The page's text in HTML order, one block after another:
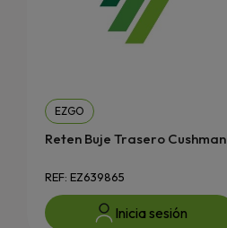
EZGO
Reten Buje Trasero Cushman
REF: EZ639865
Inicia sesión